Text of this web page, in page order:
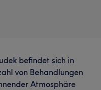
befindet sich in
von Behandlungen
Atmosphäre